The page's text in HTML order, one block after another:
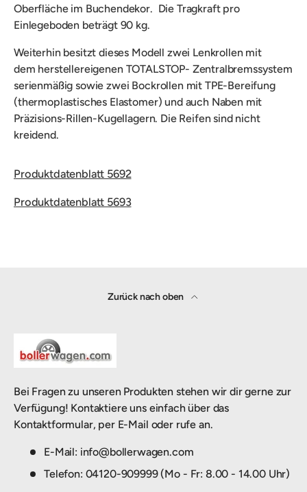
Oberfläche im Buchendekor. Die Tragkraft pro
Einlegeboden beträgt 90 kg.
Weiterhin besitzt dieses Modell zwei Lenkrollen mit
dem herstellereigenen TOTALSTOP- Zentralbremssystem
serienmäßig sowie zwei Bockrollen mit TPE-Bereifung
(thermoplastisches Elastomer) und auch Naben mit
Präzisions-Rillen-Kugellagern. Die Reifen sind nicht
kreidend.
Produktdatenblatt 5692
Produktdatenblatt 5693
Zurück nach oben
Bei Fragen zu unseren Produkten stehen wir dir gerne zur
Verfügung! Kontaktiere uns einfach über das
Kontaktformular, per E-Mail oder rufe an.
E-Mail: info@bollerwagen.com
Telefon: 04120-909999 (Mo - Fr: 8.00 - 14.00 Uhr)